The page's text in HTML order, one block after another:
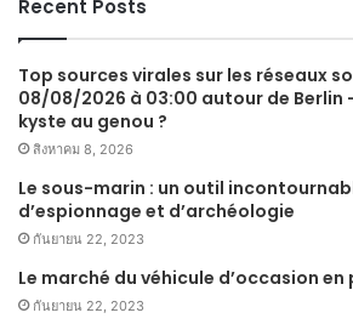
Recent Posts
Top sources virales sur les réseaux
08/08/2026 à 03:00 autour de Berlin
kyste au genou ?
สิงหาคม 8, 2026
Le sous-marin : un outil
d’espionnage et d’archéologie
กันยายน 22, 2023
Le marché du véhicule d’occasion en
กันยายน 22, 2023